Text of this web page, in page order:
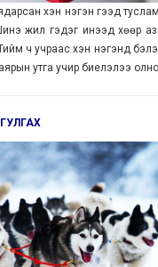
ядарсан хэн нэгэн гээд
жил гэдэг инээд хөөр
Тийм ч учраас хэн нэгэнд
утга учир биелэлээ олно